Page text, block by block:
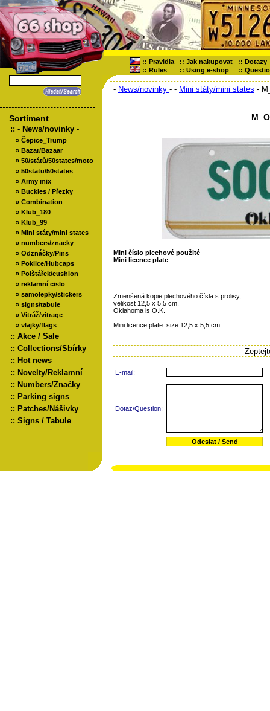
:: Pravidla :: Jak nakupovat :: Dotazy
:: Rules :: Using e-shop ::
Sortiment
:: - News/novinky -
» Čepice_Trump
» Bazar/Bazaar
» 50/států/50states/moto
» 50statu/50states
» Army mix
» Buckles / Přezky
» Combination
» Klub_180
» Klub_99
» Mini státy/mini states
» numbers/znacky
» Odznáčky/Pins
» Poklice/Hubcaps
» Polštářek/cushion
» reklamní cislo
» samolepky/stickers
» signs/tabule
» Vitráž/vitrage
» vlajky/flags
:: Akce / Sale
:: Collections/Sbírky
:: Hot news
:: Novelty/Reklamní
:: Numbers/Značky
:: Parking signs
:: Patches/Nášivky
:: Signs / Tabule
- News/novinky - - Mini státy/mini states -
Mini číslo plechové použité
Mini licence plate
Zmenšená kopie plechového čísla s prolisy,
velikost 12,5 x 5,5 cm.
Oklahoma is O.K.
Mini licence plate .size 12,5 x 5,5 cm.
E-mail:
Dotaz/Question: